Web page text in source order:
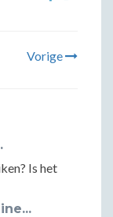
Vorige
Is het